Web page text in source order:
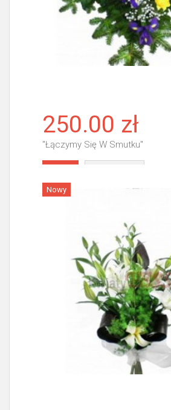
250.00 zł
"Łączymy Się W Smutku"
Nowy